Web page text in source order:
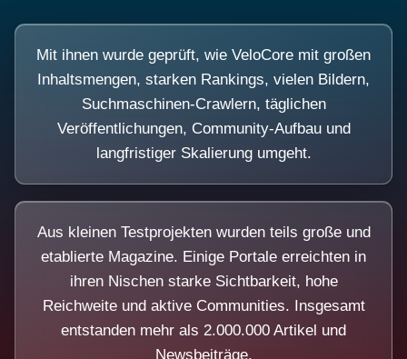
Mit ihnen wurde geprüft, wie VeloCore mit großen
Inhaltsmengen, starken Rankings, vielen Bildern,
Suchmaschinen-Crawlern, täglichen
Veröffentlichungen, Community-Aufbau und
langfristiger Skalierung umgeht.
Aus kleinen Testprojekten wurden teils große und
etablierte Magazine. Einige Portale erreichten in
ihren Nischen starke Sichtbarkeit, hohe
Reichweite und aktive Communities. Insgesamt
entstanden mehr als 2.000.000 Artikel und
Newsbeiträge.